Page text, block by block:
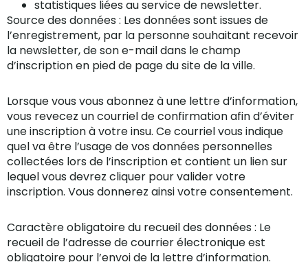
statistiques liées au service de newsletter.
Source des données : Les données sont issues de
l’enregistrement, par la personne souhaitant recevoir
la newsletter, de son e-mail dans le champ
d’inscription en pied de page du site de la ville.
Lorsque vous vous abonnez à une lettre d’information,
vous revecez un courriel de confirmation afin d’éviter
une inscription à votre insu. Ce courriel vous indique
quel va être l’usage de vos données personnelles
collectées lors de l’inscription et contient un lien sur
lequel vous devrez cliquer pour valider votre
inscription. Vous donnerez ainsi votre consentement.
Caractère obligatoire du recueil des données : Le
recueil de l’adresse de courrier électronique est
obligatoire pour l’envoi de la lettre d’information.